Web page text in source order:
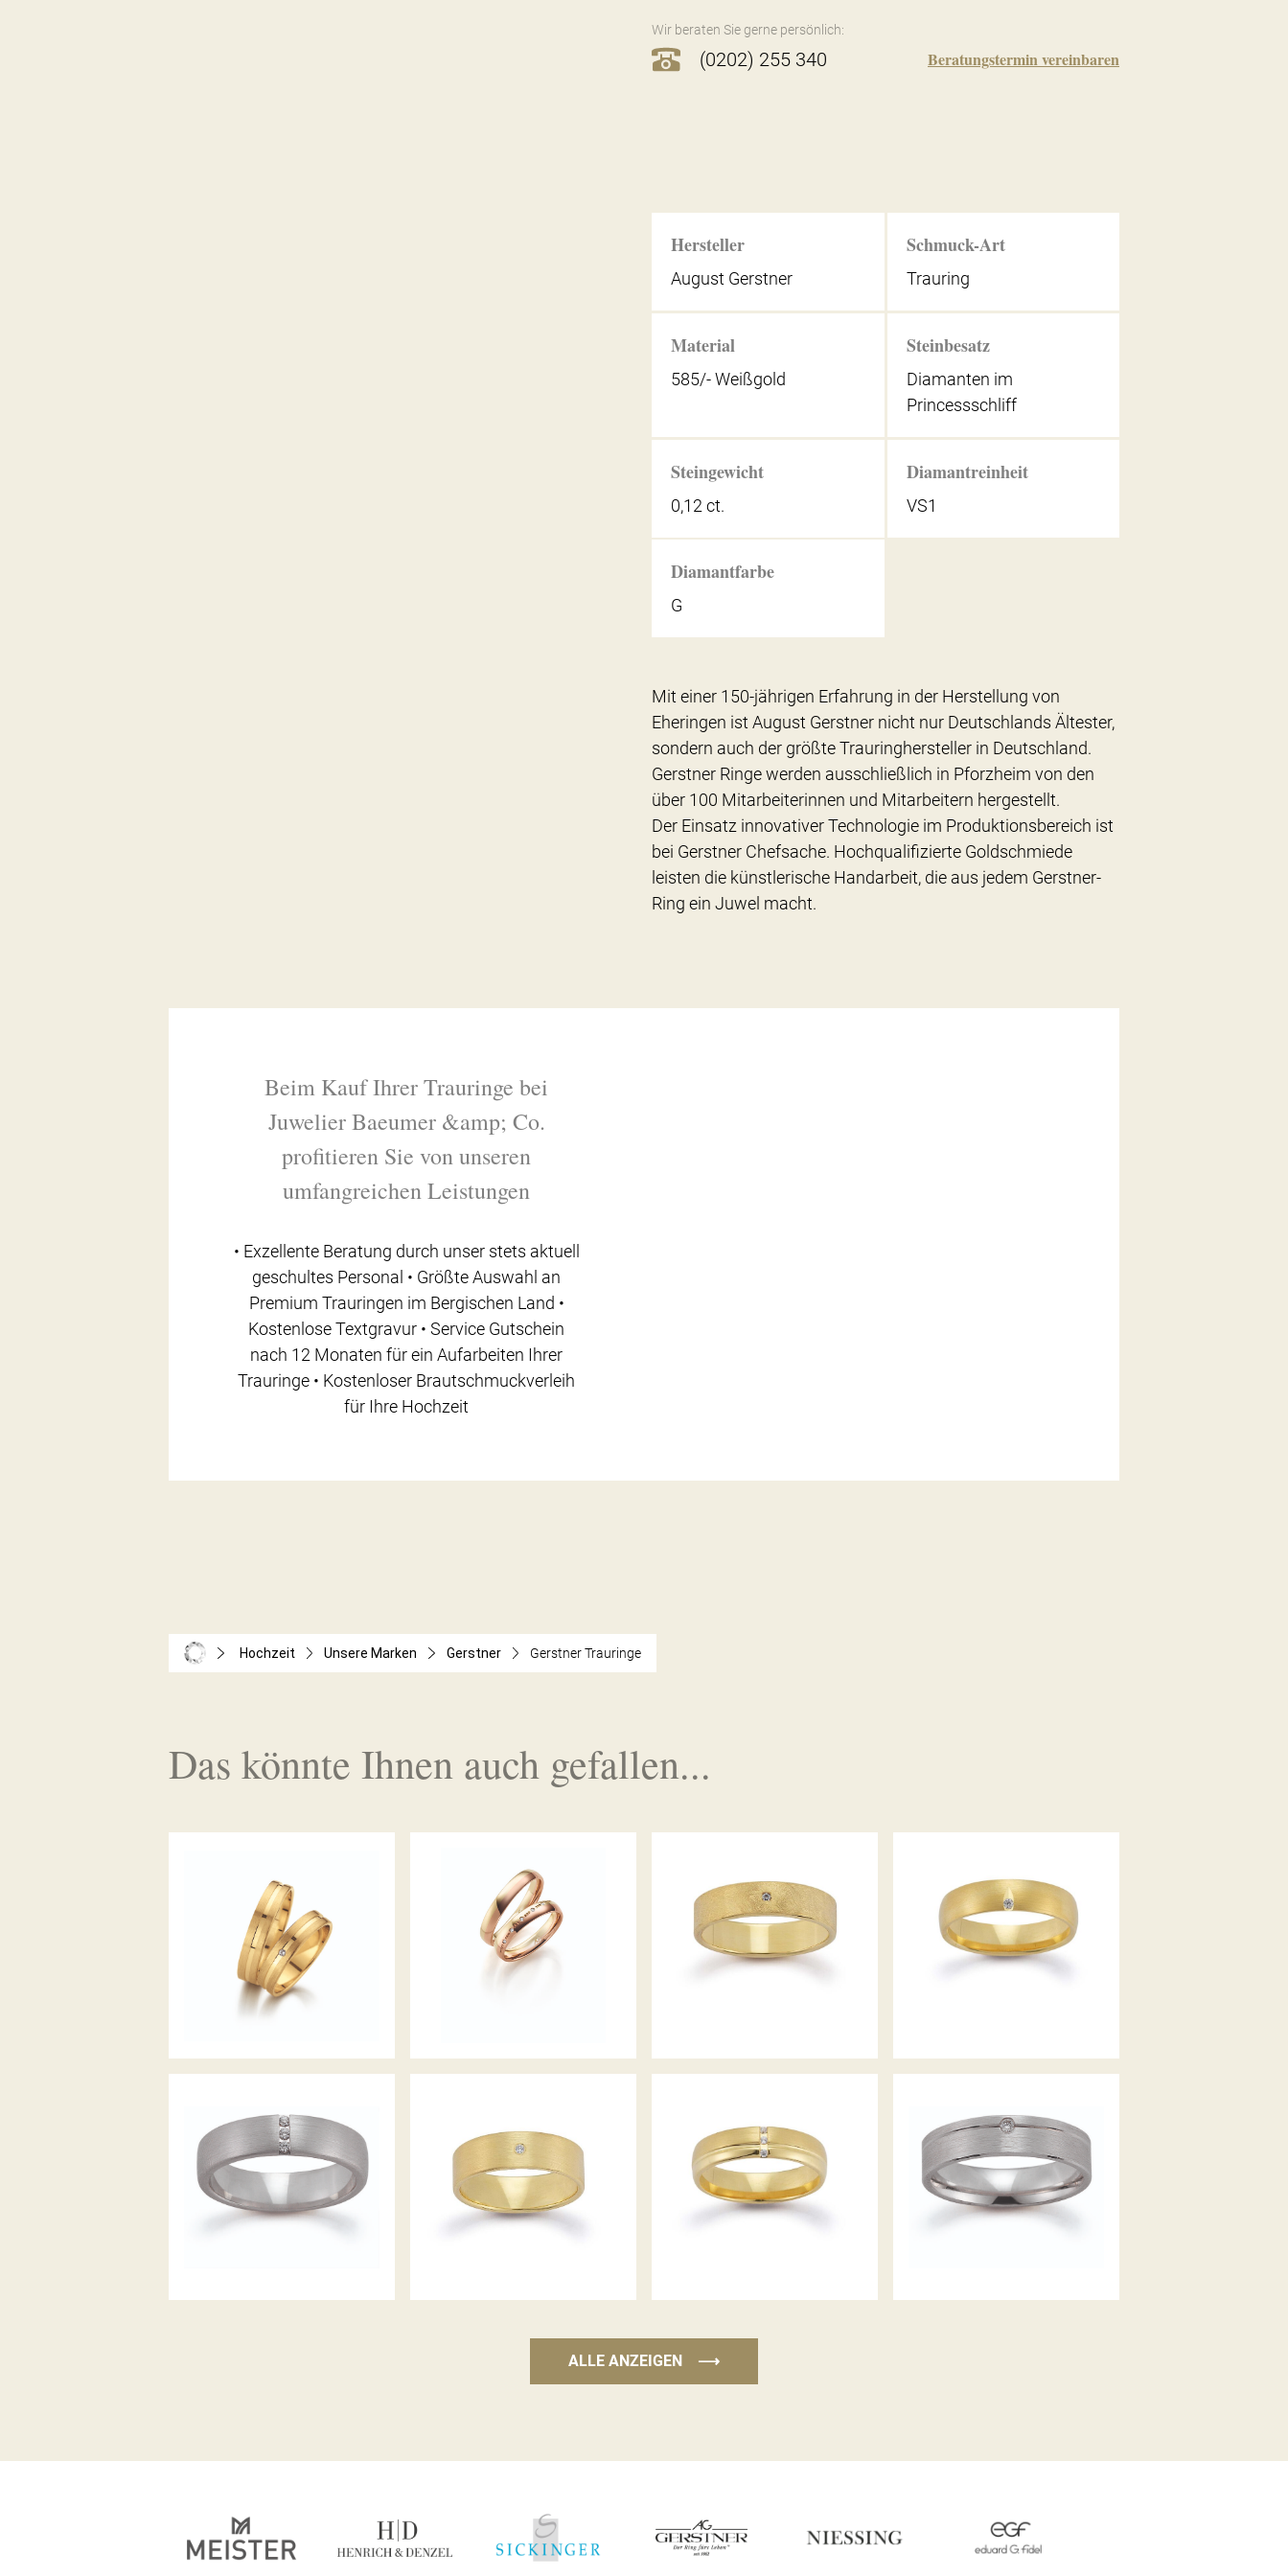
Wir beraten Sie gerne persönlich:
(0202) 255 340 Beratungstermin vereinbaren
Hersteller
August Gerstner
Schmuck-Art
Trauring
Material
585/- Weißgold
Steinbesatz
Diamanten im
Princessschliff
Steingewicht
0,12 ct.
Diamantreinheit
VS1
Diamantfarbe
G
Mit einer 150-jährigen Erfahrung in der Herstellung von
Eheringen ist August Gerstner nicht nur Deutschlands Ältester,
sondern auch der größte Trauringhersteller in Deutschland.
Gerstner Ringe werden ausschließlich in Pforzheim von den
über 100 Mitarbeiterinnen und Mitarbeitern hergestellt.
Der Einsatz innovativer Technologie im Produktionsbereich ist
bei Gerstner Chefsache. Hochqualifizierte Goldschmiede
leisten die künstlerische Handarbeit, die aus jedem Gerstner-
Ring ein Juwel macht.
Beim Kauf Ihrer Trauringe bei
Juwelier Baeumer &amp; Co.
profitieren Sie von unseren
umfangreichen Leistungen
• Exzellente Beratung durch unser stets aktuell
geschultes Personal • Größte Auswahl an
Premium Trauringen im Bergischen Land •
Kostenlose Textgravur • Service Gutschein
nach 12 Monaten für ein Aufarbeiten Ihrer
Trauringe • Kostenloser Brautschmuckverleih
für Ihre Hochzeit
Hochzeit Unsere Marken Gerstner Gerstner Trauringe
Das könnte Ihnen auch gefallen...
GERSTNER TRAURINGE GERSTNER TRAURINGE GERSTNER TRAURINGE GERSTNER TRAURINGE
GERSTNER TRAURINGE GERSTNER TRAURINGE GERSTNER TRAURINGE GERSTNER TRAURINGE
ALLE ANZEIGEN ⟶